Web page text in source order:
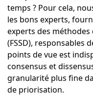
temps ? Pour cela,
les bons experts,
experts des
(FSSD), responsables
points de vue est
consensus et
granularité plus fine
de priorisation.